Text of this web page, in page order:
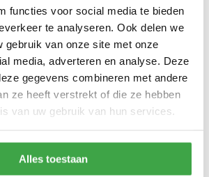
functies voor social media te bieden
te analyseren. Ook delen we
gebruik van onze site met onze
media, adverteren en analyse. Deze
gegevens combineren met andere
ze heeft verstrekt of die ze hebben
van uw gebruik van hun services.
Alles toestaan
188 cm
Alle bevestigingsmaterialen
zijn inbegrepen
Gratis thuisbezorgd - In
Nederland